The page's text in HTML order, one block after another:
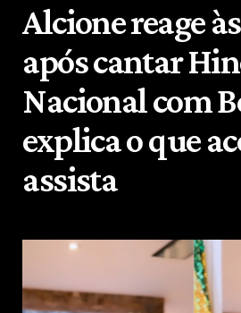
Alcione reage
após cantar
Nacional com
explica o que
assista